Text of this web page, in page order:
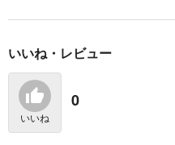
カート
せんせいの金曜日
シュークリーム
902円（税込）
いいね・レビュー
いいね
0